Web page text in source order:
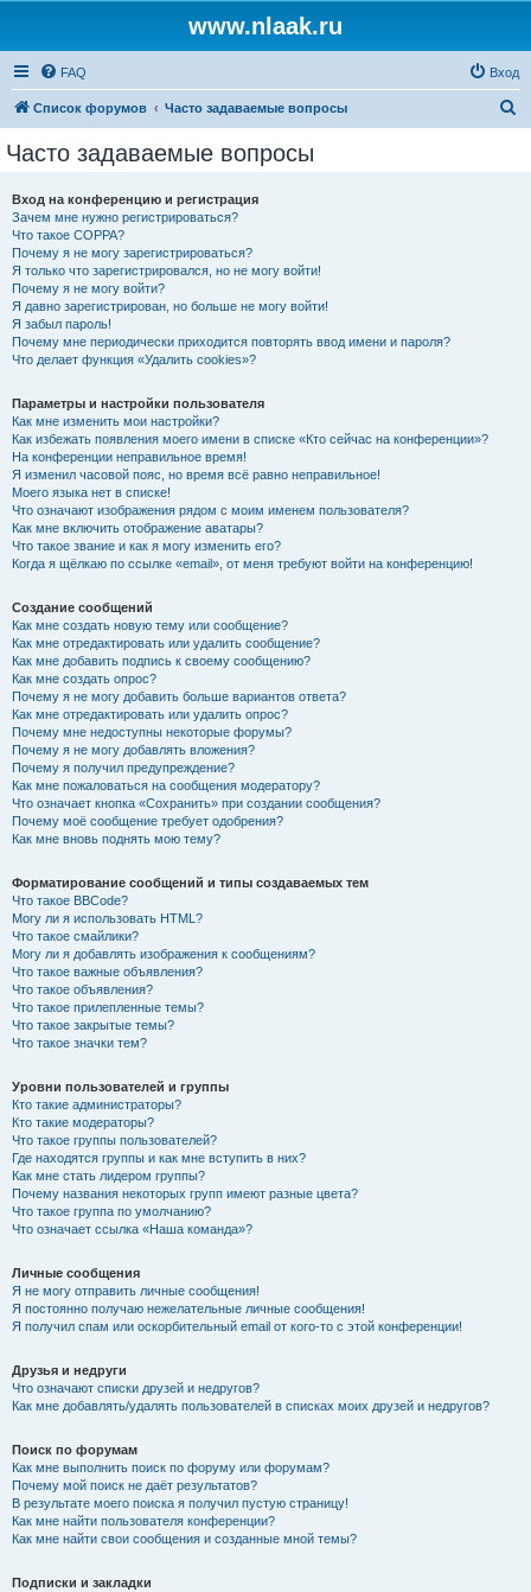
www.nlaak.ru
FAQ Вход
Список форумов Часто задаваемые вопросы
Часто задаваемые вопросы
Вход на конференцию и регистрация
Зачем мне нужно регистрироваться?
Что такое COPPA?
Почему я не могу зарегистрироваться?
Я только что зарегистрировался, но не могу войти!
Почему я не могу войти?
Я давно зарегистрирован, но больше не могу войти!
Я забыл пароль!
Почему мне периодически приходится повторять ввод имени и пароля?
Что делает функция «Удалить cookies»?
Параметры и настройки пользователя
Как мне изменить мои настройки?
Как избежать появления моего имени в списке «Кто сейчас на конференции»?
На конференции неправильное время!
Я изменил часовой пояс, но время всё равно неправильное!
Моего языка нет в списке!
Что означают изображения рядом с моим именем пользователя?
Как мне включить отображение аватары?
Что такое звание и как я могу изменить его?
Когда я щёлкаю по ссылке «email», от меня требуют войти на конференцию!
Создание сообщений
Как мне создать новую тему или сообщение?
Как мне отредактировать или удалить сообщение?
Как мне добавить подпись к своему сообщению?
Как мне создать опрос?
Почему я не могу добавить больше вариантов ответа?
Как мне отредактировать или удалить опрос?
Почему мне недоступны некоторые форумы?
Почему я не могу добавлять вложения?
Почему я получил предупреждение?
Как мне пожаловаться на сообщения модератору?
Что означает кнопка «Сохранить» при создании сообщения?
Почему моё сообщение требует одобрения?
Как мне вновь поднять мою тему?
Форматирование сообщений и типы создаваемых тем
Что такое BBCode?
Могу ли я использовать HTML?
Что такое смайлики?
Могу ли я добавлять изображения к сообщениям?
Что такое важные объявления?
Что такое объявления?
Что такое прилепленные темы?
Что такое закрытые темы?
Что такое значки тем?
Уровни пользователей и группы
Кто такие администраторы?
Кто такие модераторы?
Что такое группы пользователей?
Где находятся группы и как мне вступить в них?
Как мне стать лидером группы?
Почему названия некоторых групп имеют разные цвета?
Что такое группа по умолчанию?
Что означает ссылка «Наша команда»?
Личные сообщения
Я не могу отправить личные сообщения!
Я постоянно получаю нежелательные личные сообщения!
Я получил спам или оскорбительный email от кого-то с этой конференции!
Друзья и недруги
Что означают списки друзей и недругов?
Как мне добавлять/удалять пользователей в списках моих друзей и недругов?
Поиск по форумам
Как мне выполнить поиск по форуму или форумам?
Почему мой поиск не даёт результатов?
В результате моего поиска я получил пустую страницу!
Как мне найти пользователя конференции?
Как мне найти свои сообщения и созданные мной темы?
Подписки и закладки